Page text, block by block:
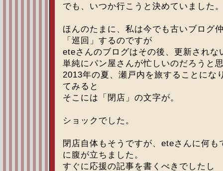
でも、いつか行こうと決めていました
ほんのたまに、私は今でも古いブログ
「巡回」するのですが
eteさんのブログはその後、更新されな
単純にパン屋さんが忙しいのだろうと
2013年の夏、瀬戸内を旅することにな
てみると
そこには「閉店」の文字が。
ショックでした。
閉店自体もそうですが、eteさんに何も
に腹が立ちました。
すぐに応援の記事を書くべきでしたし